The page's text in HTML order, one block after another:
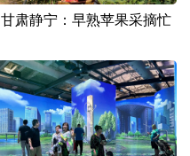
甘肃静宁：早熟苹果采摘忙